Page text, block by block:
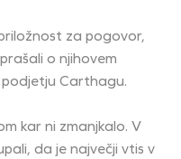
za pogovor,
o njihovem
Carthagu.
kar ni zmanjkalo. V
da je največji vtis v